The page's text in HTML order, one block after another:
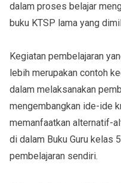
dalam proses belajar
buku KTSP lama yang
Kegiatan pembelajaran
lebih merupakan contoh
dalam melaksanakan
mengembangkan ide-ide
memanfaatkan alternatif-
di dalam Buku Guru kelas
pembelajaran sendiri.